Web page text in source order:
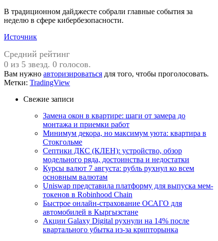
В традиционном дайджесте собрали главные события за
неделю в сфере кибербезопасности.
Источник
Средний рейтинг
0 из 5 звезд. 0 голосов.
Вам нужно авторизироваться для того, чтобы проголосовать.
Метки: TradingView
Свежие записи
Замена окон в квартире: шаги от замера до
монтажа и приемки работ
Минимум декора, но максимум уюта: квартира в
Стокгольме
Септики ДКС (КЛЕН): устройство, обзор
модельного ряда, достоинства и недостатки
Курсы валют 7 августа: рубль рухнул ко всем
основным валютам
Uniswap представила платформу для выпуска мем-
токенов в Robinhood Chain
Быстрое онлайн-страхование ОСАГО для
автомобилей в Кыргызстане
Акции Galaxy Digital рухнули на 14% после
квартального убытка из-за крипторынка